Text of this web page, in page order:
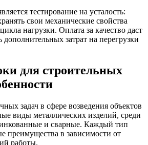
тестирование на усталость:
свои механические свойства
нагрузки. Оплата за качество даст
дополнительных затрат на перегрузки
для строительных
задач в сфере возведения объектов
виды металлических изделий, среди
и сварные. Каждый тип
преимущества в зависимости от
работы.